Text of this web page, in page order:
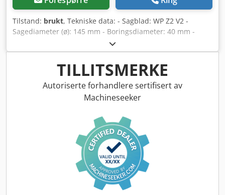
Tilstand: brukt, Tekniske data: - Sagblad: WP Z2 V2 -
Sagediameter (ø): 145 mm - Boringsdiameter: 40 mm -
Lengde: 17 mm - Materiale: Stål Dcedpszrygxsfx Aqpek -
Merking: MEC
TILLITSMERKE
Autoriserte forhandlere sertifisert av
Machineseeker